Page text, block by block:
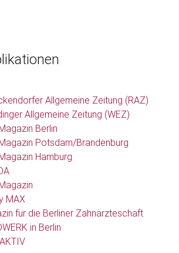
Allgemeine Zeitung (RAZ)
Allgemeine Zeitung (WEZ)
Berlin
Potsdam/Brandenburg
Hamburg
MAX
für die Berliner Zahnärzteschaft
in Berlin